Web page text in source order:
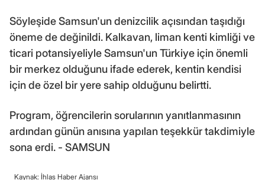
Söyleşide Samsun'un denizcilik açısından taşıdığı
öneme de değinildi. Kalkavan, liman kenti kimliği ve
ticari potansiyeliyle Samsun'un Türkiye için önemli
bir merkez olduğunu ifade ederek, kentin kendisi
için de özel bir yere sahip olduğunu belirtti.
Program, öğrencilerin sorularının yanıtlanmasının
ardından günün anısına yapılan teşekkür takdimiyle
sona erdi. - SAMSUN
Kaynak: İhlas Haber Ajansı